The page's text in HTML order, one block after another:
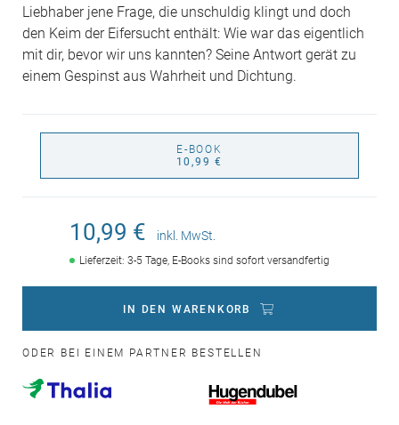
Liebhaber jene Frage, die unschuldig klingt und doch
den Keim der Eifersucht enthält: Wie war das eigentlich
mit dir, bevor wir uns kannten? Seine Antwort gerät zu
einem Gespinst aus Wahrheit und Dichtung.
E-BOOK
10,99 €
10,99 € inkl. MwSt.
Lieferzeit: 3-5 Tage, E-Books sind sofort versandfertig
IN DEN WARENKORB
ODER BEI EINEM PARTNER BESTELLEN